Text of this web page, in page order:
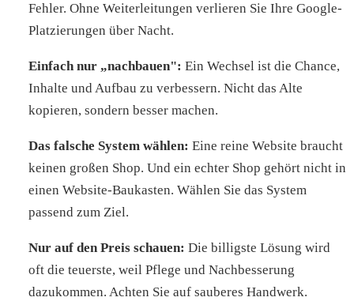
Fehler. Ohne Weiterleitungen verlieren Sie Ihre Google-
Platzierungen über Nacht.
Einfach nur „nachbauen": Ein Wechsel ist die Chance,
Inhalte und Aufbau zu verbessern. Nicht das Alte
kopieren, sondern besser machen.
Das falsche System wählen: Eine reine Website braucht
keinen großen Shop. Und ein echter Shop gehört nicht in
einen Website-Baukasten. Wählen Sie das System
passend zum Ziel.
Nur auf den Preis schauen: Die billigste Lösung wird
oft die teuerste, weil Pflege und Nachbesserung
dazukommen. Achten Sie auf sauberes Handwerk.